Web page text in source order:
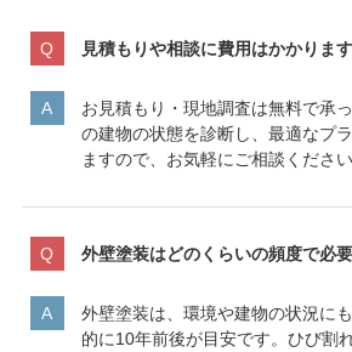
見積もりや相談に費用はかかりま
お見積もり・現地調査は無料で承
の建物の状態を診断し、最適なプ
ますので、お気軽にご相談ください
外壁塗装はどのくらいの頻度で必
外壁塗装は、環境や建物の状況に
的に10年前後が目安です。ひび割